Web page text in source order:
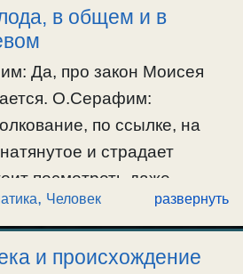
Так как
все время стремится к
боги, как пообещал
по этой причине они
,#искусственноезачатие
в общем и в
Да, про закон Моисея
О.Серафим:
по ссылке, на
и страдает
посмотреть даже
свт.Василия
2: «Умышленно
во утробе плод,
, Человек развернуть
и происхождение